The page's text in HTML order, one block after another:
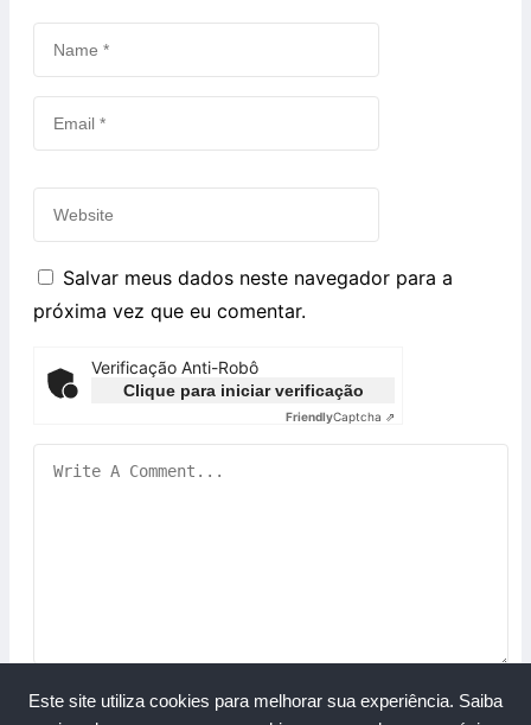
Este site utiliza cookies para melhorar sua experiência. Saiba
Salvar meus dados neste navegador para a
próxima vez que eu comentar.
Verificação Anti-Robô
Clique para iniciar verificação
FriendlyCaptcha ⇗